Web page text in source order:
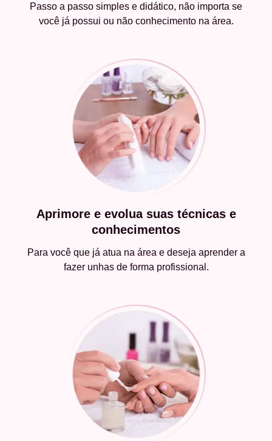
Passo a passo simples e didático, não importa se
você já possui ou não conhecimento na área.
Aprimore e evolua suas técnicas e
conhecimentos
Para você que já atua na área e deseja aprender a
fazer unhas de forma profissional.